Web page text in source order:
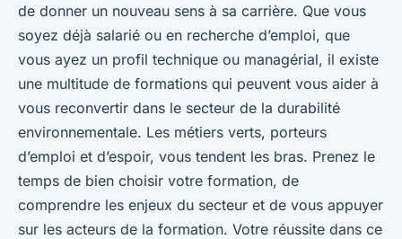
de donner un nouveau sens à sa carrière. Que vous
soyez déjà salarié ou en recherche d’emploi, que
vous ayez un profil technique ou managérial, il existe
une multitude de formations qui peuvent vous aider à
vous reconvertir dans le secteur de la durabilité
environnementale. Les métiers verts, porteurs
d’emploi et d’espoir, vous tendent les bras. Prenez le
temps de bien choisir votre formation, de
comprendre les enjeux du secteur et de vous appuyer
sur les acteurs de la formation. Votre réussite dans ce